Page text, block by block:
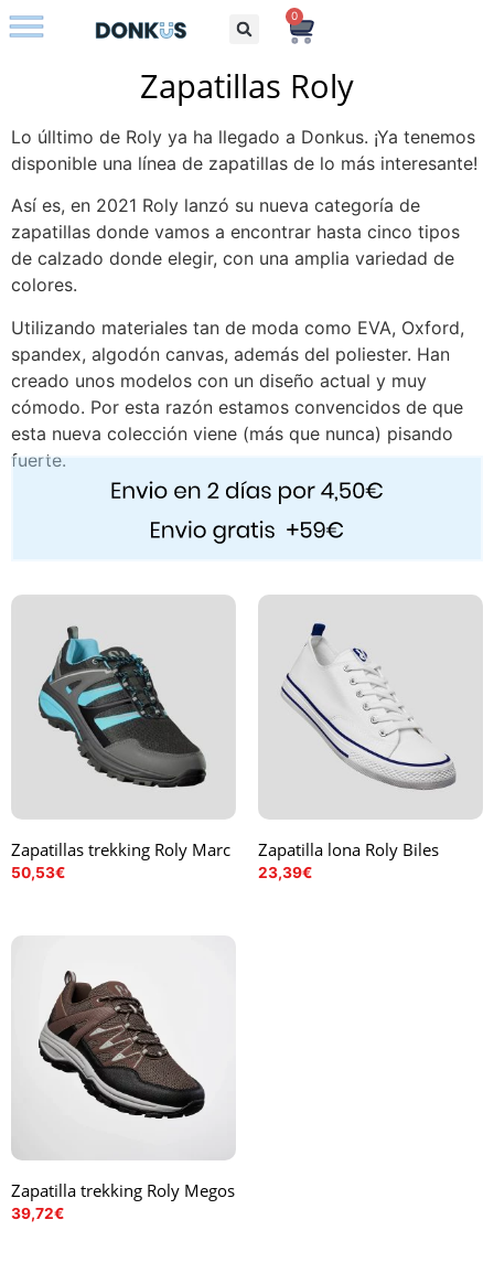
0
Zapatillas Roly
Lo úlltimo de Roly ya ha llegado a Donkus. ¡Ya tenemos
disponible una línea de zapatillas de lo más interesante!
Así es, en 2021 Roly lanzó su nueva categoría de
zapatillas donde vamos a encontrar hasta cinco tipos
de calzado donde elegir, con una amplia variedad de
colores.
Utilizando materiales tan de moda como EVA, Oxford,
spandex, algodón canvas, además del poliester. Han
creado unos modelos con un diseño actual y muy
cómodo. Por esta razón estamos convencidos de que
esta nueva colección viene (más que nunca) pisando
fuerte.
Zapatillas trekking Roly Marc
50,53€
Zapatilla lona Roly Biles
23,39€
Zapatilla trekking Roly Megos
39,72€